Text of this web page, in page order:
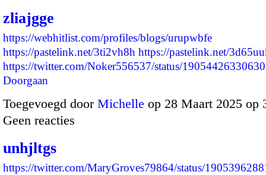
zliajgge
https://webhitlist.com/profiles/blogs/urupwbfe
https://pastelink.net/3ti2vh8h https://pastelink.net/
https://twitter.com/Noker556537/status/
Doorgaan
Toegevoegd door Michelle op 28 Maart 2025
Geen reacties
unhjltgs
https://twitter.com/MaryGroves79864/status/